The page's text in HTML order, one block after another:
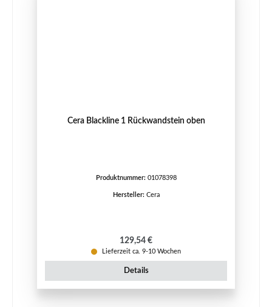
Cera Blackline 1 Rückwandstein oben
Produktnummer: 01078398
Hersteller: Cera
Regulärer Preis:
129,54 €
Lieferzeit ca. 9-10 Wochen
Details